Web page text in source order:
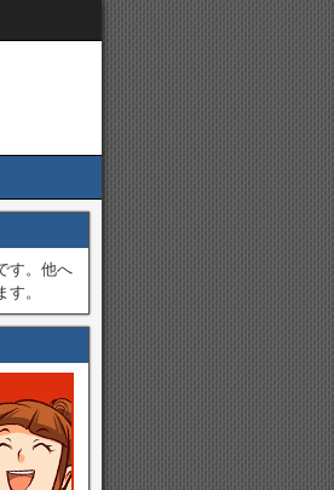
す。他へ
。